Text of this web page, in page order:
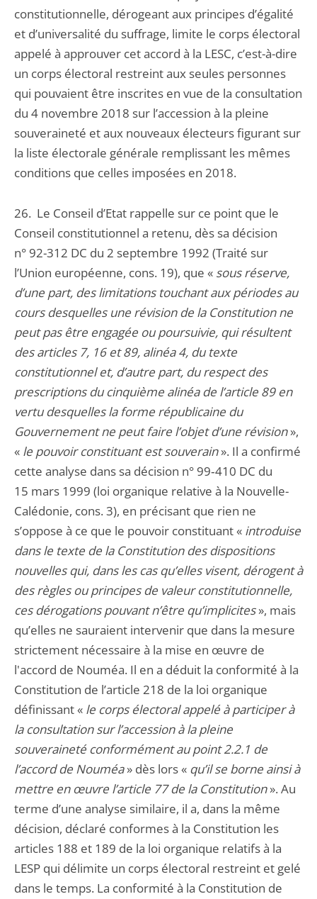
constitutionnelle, dérogeant aux principes d’égalité
et d’universalité du suffrage, limite le corps électoral
appelé à approuver cet accord à la LESC, c’est-à-dire
un corps électoral restreint aux seules personnes
qui pouvaient être inscrites en vue de la consultation
du 4 novembre 2018 sur l’accession à la pleine
souveraineté et aux nouveaux électeurs figurant sur
la liste électorale générale remplissant les mêmes
conditions que celles imposées en 2018.
26. Le Conseil d’Etat rappelle sur ce point que le
Conseil constitutionnel a retenu, dès sa décision
n° 92-312 DC du 2 septembre 1992 (Traité sur
l’Union européenne, cons. 19), que « sous réserve,
d’une part, des limitations touchant aux périodes au
cours desquelles une révision de la Constitution ne
peut pas être engagée ou poursuivie, qui résultent
des articles 7, 16 et 89, alinéa 4, du texte
constitutionnel et, d’autre part, du respect des
prescriptions du cinquième alinéa de l’article 89 en
vertu desquelles la forme républicaine du
Gouvernement ne peut faire l’objet d’une révision»,
« le pouvoir constituant est souverain». Il a confirmé
cette analyse dans sa décision n° 99‑410 DC du
15 mars 1999 (loi organique relative à la Nouvelle-
Calédonie, cons. 3), en précisant que rien ne
s’oppose à ce que le pouvoir constituant « introduise
dans le texte de la Constitution des dispositions
nouvelles qui, dans les cas qu’elles visent, dérogent à
des règles ou principes de valeur constitutionnelle,
ces dérogations pouvant n’être qu’implicites», mais
qu’elles ne sauraient intervenir que dans la mesure
strictement nécessaire à la mise en œuvre de
l'accord de Nouméa. Il en a déduit la conformité à la
Constitution de l’article 218 de la loi organique
définissant « le corps électoral appelé à participer à
la consultation sur l’accession à la pleine
souveraineté conformément au point 2.2.1 de
l’accord de Nouméa» dès lors « qu’il se borne ainsi à
mettre en œuvre l’article 77 de la Constitution». Au
terme d’une analyse similaire, il a, dans la même
décision, déclaré conformes à la Constitution les
articles 188 et 189 de la loi organique relatifs à la
LESP qui délimite un corps électoral restreint et gelé
dans le temps. La conformité à la Constitution de